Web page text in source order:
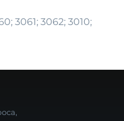
3061; 3062; 3010;